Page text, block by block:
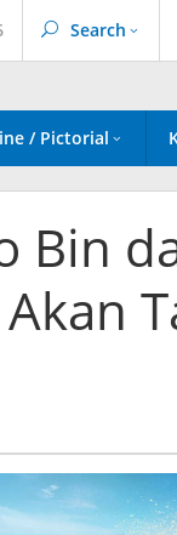
Search
/ Pictorial
Bin
Akan